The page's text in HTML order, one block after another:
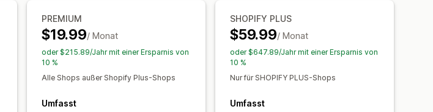
PREMIUM
$19.99/ Monat
oder $215.89/Jahr mit einer Ersparnis von
10 %
Alle Shops außer Shopify Plus-Shops
Umfasst
SHOPIFY PLUS
$59.99/ Monat
oder $647.89/Jahr mit einer Ersparnis von
10 %
Nur für SHOPIFY PLUS-Shops
Umfasst